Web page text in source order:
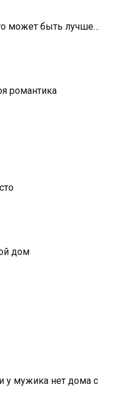
может быть лучше…
романтика
дом
у мужика нет дома с